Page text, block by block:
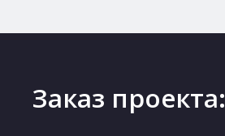
Заказ проекта: